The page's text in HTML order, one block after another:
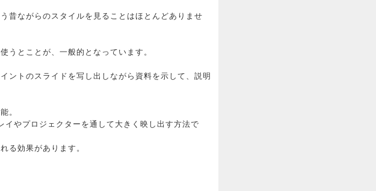
昔ながらのスタイルを見ることはほとんどありませ
うとことが、一般的となっています。
ントのスライドを写し出しながら資料を示して、説明
。
やプロジェクターを通して大きく映し出す方法で
る効果があります。